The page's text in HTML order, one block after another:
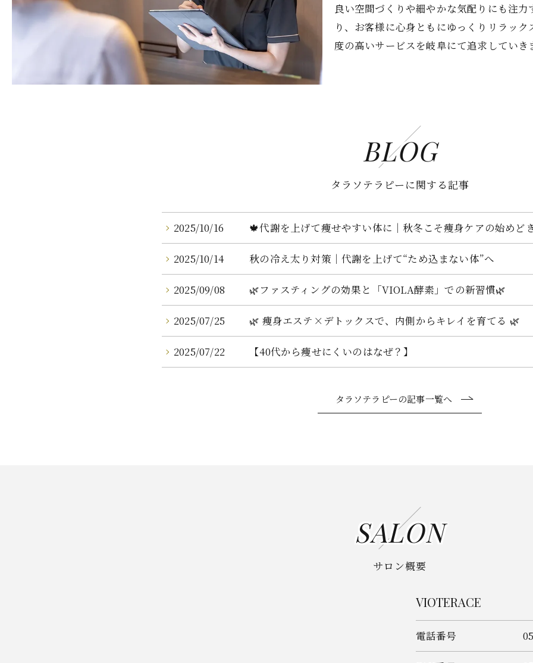
良い空間づくりや細やかな気配りにも注
り、お客様に心身ともにゆっくりリラッ
度の高いサービスを岐阜にて追求していき
BLOG
タラソテラピーに関する記事
2025/10/16 🍁代謝を上げて痩せやすい体に｜秋冬こそ痩身ケアの始めど
2025/10/14 秋の冷え太り対策｜代謝を上げて“ため込まない体”へ
2025/09/08 🌿ファスティングの効果と「VIOLA酵素」での新習慣🌿
2025/07/25 🌿 痩身エステ×デトックスで、内側からキレイを育てる 🌿
2025/07/22 【40代から痩せにくいのはなぜ？】
タラソテラピーの記事一覧へ
SALON
サロン概要
VIOTERACE
電話番号